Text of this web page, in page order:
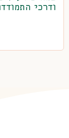
ודרכי